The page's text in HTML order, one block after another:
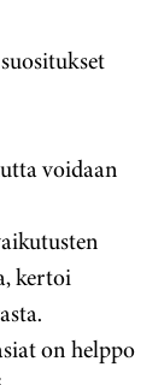
voidaan
kertoi
on helppo